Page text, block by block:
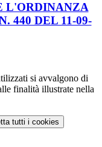
L'ORDINANZA
440 DEL 11-09-
si avvalgono di
finalità illustrate nella
tutti i cookies